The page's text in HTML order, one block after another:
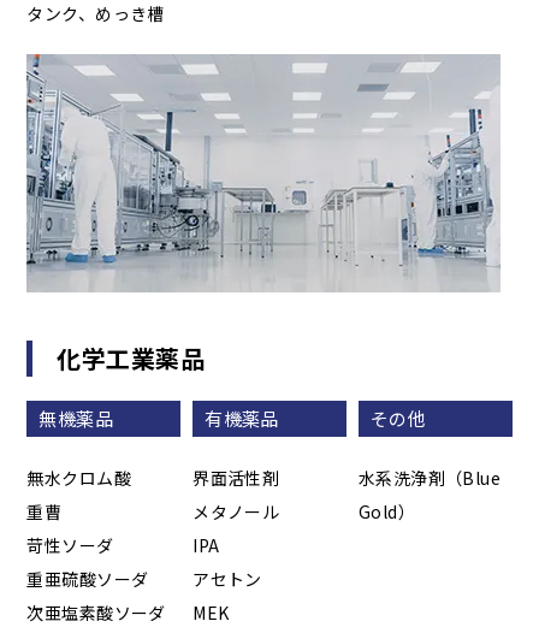
タンク、めっき槽
化学工業薬品
無機薬品
無水クロム酸
重曹
苛性ソーダ
重亜硫酸ソーダ
次亜塩素酸ソーダ
有機薬品
界面活性剤
メタノール
IPA
アセトン
MEK
その他
水系洗浄剤（Blue
Gold）